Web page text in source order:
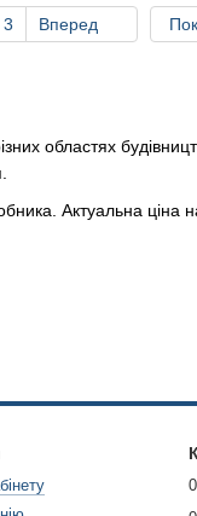
областях
Актуальна ціна
3 Вперед